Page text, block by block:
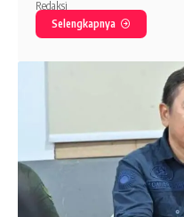
Selengkapnya